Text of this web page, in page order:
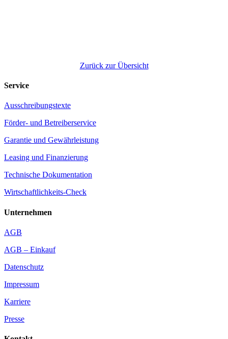
Zurück zur Übersicht
Service
Ausschreibungstexte
Förder- und Betreiberservice
Garantie und Gewährleistung
Leasing und Finanzierung
Technische Dokumentation
Wirtschaftlichkeits-Check
Unternehmen
AGB
AGB – Einkauf
Datenschutz
Impressum
Karriere
Presse